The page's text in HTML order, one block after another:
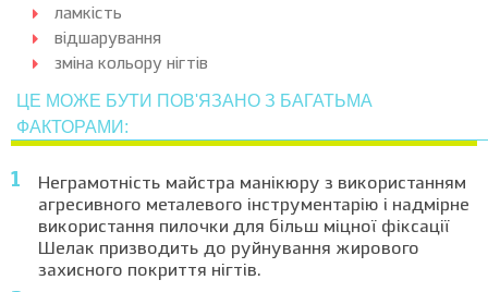
ламкість
відшарування
зміна кольору нігтів
ЦЕ МОЖЕ БУТИ ПОВ'ЯЗАНО З БАГАТЬМА
ФАКТОРАМИ:
Неграмотність майстра манікюру з використанням
агресивного металевого інструментарію і надмірне
використання пилочки для більш міцної фіксації
Шелак призводить до руйнування жирового
захисного покриття нігтів.